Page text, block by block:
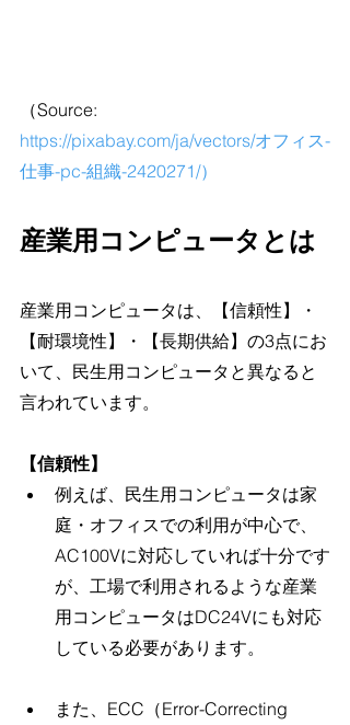
（Source:
https://pixabay.com/ja/vectors/オフィス-
仕事-pc-組織-2420271/）
産業用コンピュータとは
産業用コンピュータは、【信頼性】・
【耐環境性】・【長期供給】の3点にお
いて、民生用コンピュータと異なると
言われています。
【信頼性】
例えば、民生用コンピュータは家
庭・オフィスでの利用が中心で、
AC100Vに対応していれば十分です
が、工場で利用されるような産業
用コンピュータはDC24Vにも対応
している必要があります。
また、ECC（Error-Correcting